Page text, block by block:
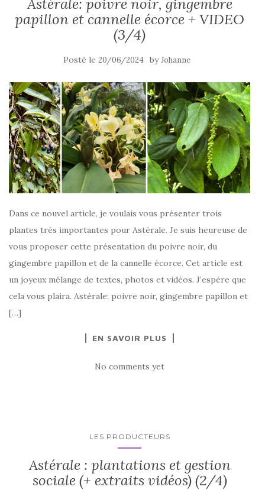
papillon et cannelle écorce + VIDEO
(3/4)
Posté le 20/06/2024 byJohanne
Dans ce nouvel article, je voulais vous présenter trois
plantes très importantes pour Astérale. Je suis heureuse de
vous proposer cette présentation du poivre noir, du
gingembre papillon et de la cannelle écorce. Cet article est
un joyeux mélange de textes, photos et vidéos. J’espère que
cela vous plaira. Astérale: poivre noir, gingembre papillon et
[…]
EN SAVOIR PLUS
No comments yet
LES PRODUCTEURS
Astérale : plantations et gestion
sociale (+ extraits vidéos) (2/4)